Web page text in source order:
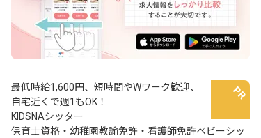
最低時給1,600円、短時間やWワーク歓迎、
自宅近くで週1もOK！
KIDSNAシッター
保育士資格・幼稚園教諭免許・看護師免許ベビーシッ